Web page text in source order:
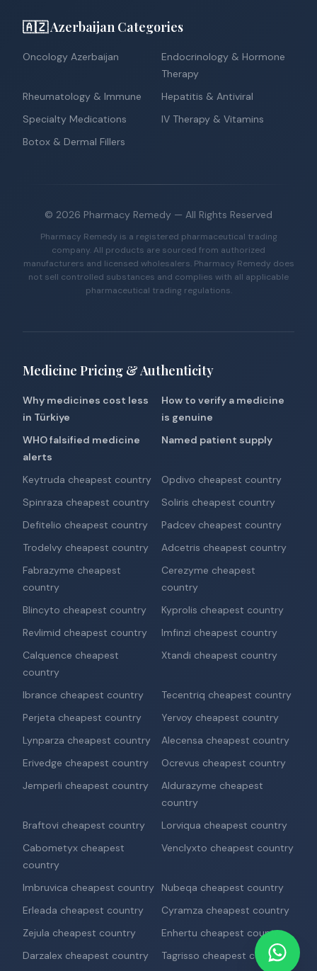
🇦🇿 Azerbaijan Categories
Oncology Azerbaijan
Endocrinology & Hormone
Therapy
Rheumatology & Immune
Hepatitis & Antiviral
Specialty Medications
IV Therapy & Vitamins
Botox & Dermal Fillers
© 2026 Pharmacy Remedy — All Rights Reserved
Pharmacy Remedy is a registered pharmaceutical trading
company. All products are sourced from authorized
manufacturers and licensed wholesalers. Pharmacy Remedy does
not sell controlled substances and complies with all applicable
pharmaceutical trading regulations.
Medicine Pricing & Authenticity
Why medicines cost less
in Türkiye
How to verify a medicine
is genuine
WHO falsified medicine
alerts
Named patient supply
Keytruda cheapest country
Opdivo cheapest country
Spinraza cheapest country
Soliris cheapest country
Defitelio cheapest country
Padcev cheapest country
Trodelvy cheapest country
Adcetris cheapest country
Fabrazyme cheapest
country
Cerezyme cheapest
country
Blincyto cheapest country
Kyprolis cheapest country
Revlimid cheapest country
Imfinzi cheapest country
Calquence cheapest
country
Xtandi cheapest country
Ibrance cheapest country
Tecentriq cheapest country
Perjeta cheapest country
Yervoy cheapest country
Lynparza cheapest country
Alecensa cheapest country
Erivedge cheapest country
Ocrevus cheapest country
Jemperli cheapest country
Aldurazyme cheapest
country
Braftovi cheapest country
Lorviqua cheapest country
Cabometyx cheapest
country
Venclyxto cheapest country
Imbruvica cheapest country
Nubeqa cheapest country
Erleada cheapest country
Cyramza cheapest country
Zejula cheapest country
Enhertu cheapest country
Darzalex cheapest country
Tagrisso cheapest country